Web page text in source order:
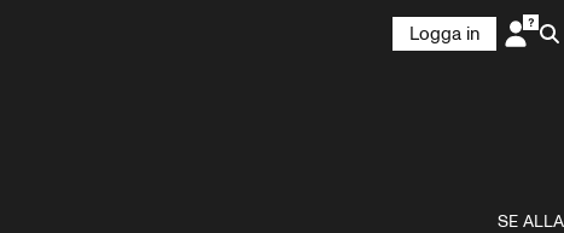
Logga in
SE ALLA